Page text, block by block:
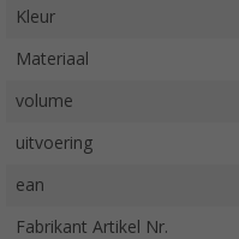
Kleur
Materiaal
volume
uitvoering
ean
Fabrikant Artikel Nr.